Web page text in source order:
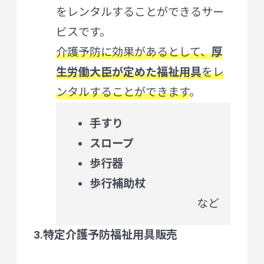
をレンタルすることができるサー
ビスです。
介護予防に効果があるとして、厚
生労働大臣が定めた福祉用具をレ
ンタルすることができます。
手すり
スロープ
歩行器
歩行補助杖
など
3.特定介護予防福祉用具販売